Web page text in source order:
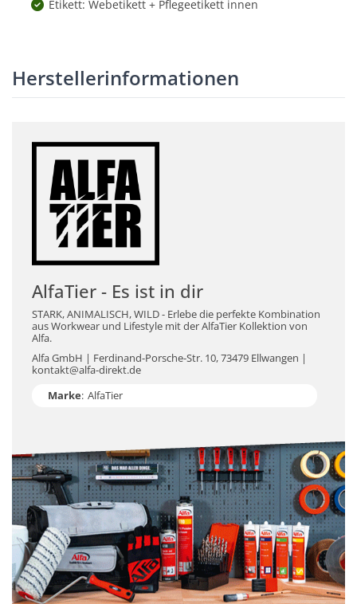
Etikett: Webetikett + Pflegeetikett innen
Herstellerinformationen
AlfaTier - Es ist in dir
STARK, ANIMALISCH, WILD - Erlebe die perfekte Kombination
aus Workwear und Lifestyle mit der AlfaTier Kollektion von
Alfa.
Alfa GmbH | Ferdinand-Porsche-Str. 10, 73479 Ellwangen |
kontakt@alfa-direkt.de
Marke: AlfaTier